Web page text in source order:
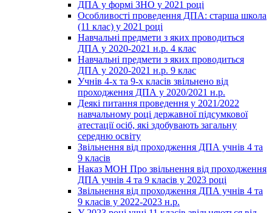
ДПА у формі ЗНО у 2021 році
Особливості проведення ДПА: старша школа
(11 клас) у 2021 році
Навчальні предмети з яких проводиться
ДПА у 2020-2021 н.р. 4 клас
Навчальні предмети з яких проводиться
ДПА у 2020-2021 н.р. 9 клас
Учнів 4-х та 9-х класів звільнено від
проходження ДПА у 2020/2021 н.р.
Деякі питання проведення у 2021/2022
навчальному році державної підсумкової
атестації осіб, які здобувають загальну
середню освіту
Звільнення від проходження ДПА учнів 4 та
9 класів
Наказ МОН Про звільнення від проходження
ДПА учнів 4 та 9 класів у 2023 році
Звільнення від проходження ДПА учнів 4 та
9 класів у 2022-2023 н.р.